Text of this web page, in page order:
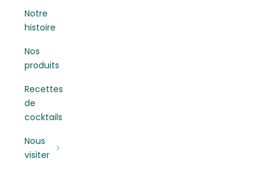
Notre
histoire
Nos
produits
Recettes
de
cocktails
Nous
visiter